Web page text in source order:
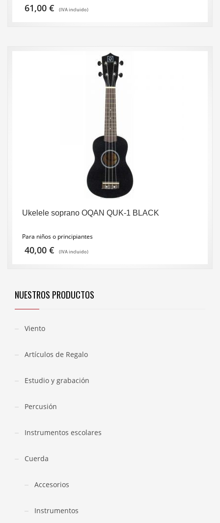
61,00 € (IVA incluido)
Ukelele soprano OQAN QUK-1 BLACK
Para niños o principiantes
40,00 € (IVA incluido)
NUESTROS PRODUCTOS
Viento
Artículos de Regalo
Estudio y grabación
Percusión
Instrumentos escolares
Cuerda
Accesorios
Instrumentos